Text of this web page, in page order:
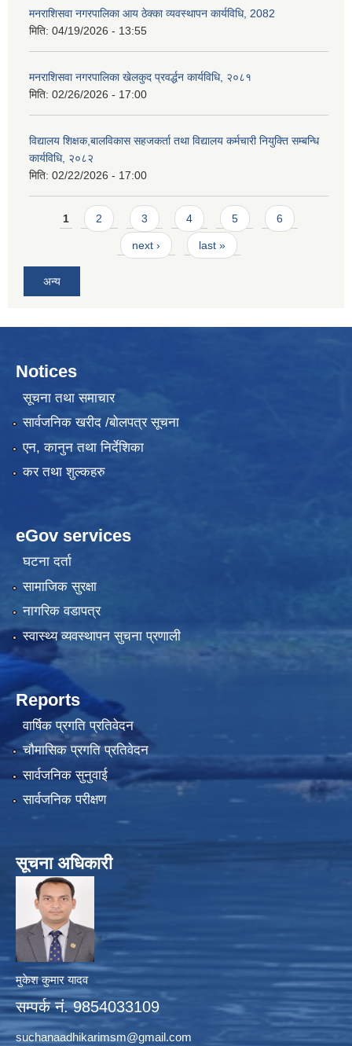
मनराशिसवा नगरपालिका आय ठेक्का व्यवस्थापन कार्यविधि, 2082
मिति: 04/19/2026 - 13:55
मनराशिसवा नगरपालिका खेलकुद प्रवर्द्धन कार्यविधि, २०८१
मिति: 02/26/2026 - 17:00
विद्यालय शिक्षक,बालविकास सहजकर्ता तथा विद्यालय कर्मचारी नियुक्ति सम्बन्धि
कार्यविधि, २०८२
मिति: 02/22/2026 - 17:00
Pages
1 2 3 4 5 6
next › last »
अन्य
Notices
सूचना तथा समाचार
सार्वजनिक खरीद /बोलपत्र सूचना
एन, कानुन तथा निर्देशिका
कर तथा शुल्कहरु
eGov services
घटना दर्ता
सामाजिक सुरक्षा
नागरिक वडापत्र
स्वास्थ्य व्यवस्थापन सुचना प्रणाली
Reports
वार्षिक प्रगति प्रतिवेदन
चौमासिक प्रगति प्रतिवेदन
सार्वजनिक सुनुवाई
सार्वजनिक परीक्षण
सूचना अधिकारी
मुकेश कुमार यादव
सम्पर्क नं. 9854033109
suchanaadhikarimsm@gmail.com